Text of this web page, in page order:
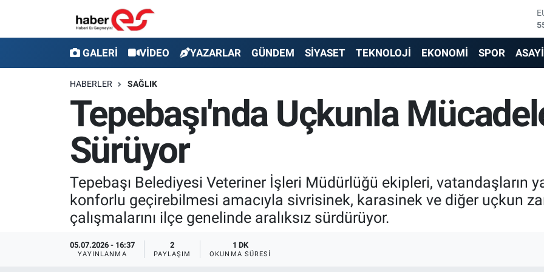
GALERİ VİDEO YAZARLAR GÜNDEM SİYASET TEKNOLOJİ EKONOMİ SPOR
HABERLER SAĞLIK
Tepebaşı'nda Uçkunla
Sürüyor
Tepebaşı Belediyesi Veteriner İşleri Müdürlüğü ekipleri, vatandaşların
konforlu geçirebilmesi amacıyla sivrisinek, karasinek ve diğer uçkun
çalışmalarını ilçe genelinde aralıksız sürdürüyor.
05.07.2026 - 16:37
YAYINLANMA
2
PAYLAŞIM
1 DK
OKUNMA SÜRESI
YAZARLAR
GÜNDEM
TEKNOLOJİ
Eskişehir Nöbetçi Eczaneler
Eskişehir Hava Durumu
Eskişehir Trafik Yoğunluk Haritası
Süper Lig Puan Durumu ve Fikstür
Son Dakika Haberleri